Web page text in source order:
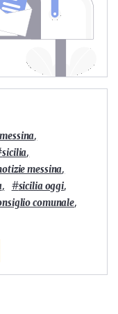
,
sicilia,
messina,
, #sicilia oggi,
comunale,